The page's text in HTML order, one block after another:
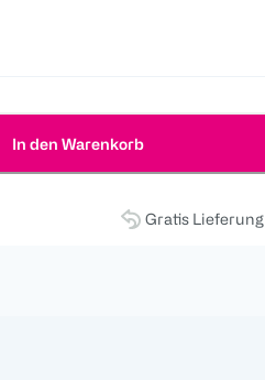
In den Warenkorb
Gratis